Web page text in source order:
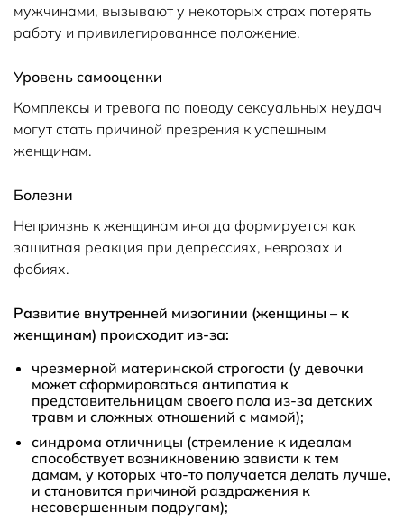
мужчинами, вызывают у некоторых страх потерять
работу и привилегированное положение.
Уровень самооценки
Комплексы и тревога по поводу сексуальных неудач
могут стать причиной презрения к успешным
женщинам.
Болезни
Неприязнь к женщинам иногда формируется как
защитная реакция при депрессиях, неврозах и
фобиях.
Развитие внутренней мизогинии (женщины – к
женщинам) происходит из-за:
чрезмерной материнской строгости (у девочки
может сформироваться антипатия к
представительницам своего пола из-за детских
травм и сложных отношений с мамой);
синдрома отличницы (стремление к идеалам
способствует возникновению зависти к тем
дамам, у которых что-то получается делать лучше,
и становится причиной раздражения к
несовершенным подругам);